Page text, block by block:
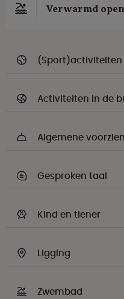
Verwarmd
(Sport)activiteiten
Activiteiten in de
Algemene
Gesproken taal
Kind en tiener
Ligging
Zwembad